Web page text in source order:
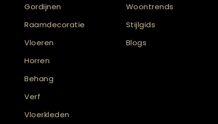
Gordijnen
Raamdecoratie
Vloeren
Horren
Behang
Verf
Vloerkleden
Woontrends
Stijlgids
Blogs